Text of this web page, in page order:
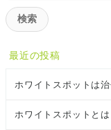
最近の投稿
ホワイトスポットは
ホワイトスポットと